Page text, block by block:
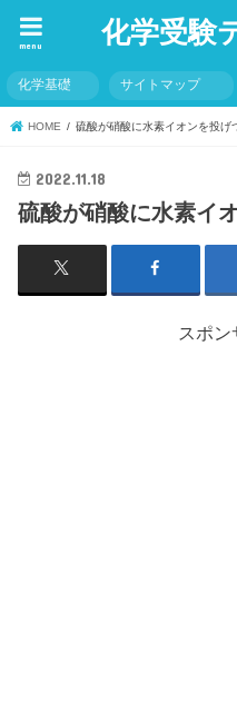
化学受験
menu
化学基礎 サイトマップ
HOME 硫酸が硝酸に水素イオンを投げ
2022.11.18
硫酸が硝酸に水素イ
スポン